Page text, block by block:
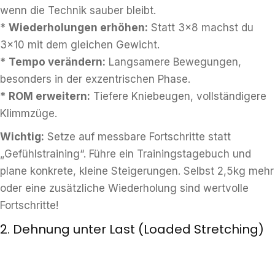
wenn die Technik sauber bleibt.
* Wiederholungen erhöhen: Statt 3×8 machst du
3×10 mit dem gleichen Gewicht.
* Tempo verändern: Langsamere Bewegungen,
besonders in der exzentrischen Phase.
* ROM erweitern: Tiefere Kniebeugen, vollständigere
Klimmzüge.
Wichtig: Setze auf messbare Fortschritte statt
„Gefühlstraining“. Führe ein Trainingstagebuch und
plane konkrete, kleine Steigerungen. Selbst 2,5kg mehr
oder eine zusätzliche Wiederholung sind wertvolle
Fortschritte!
2. Dehnung unter Last (Loaded Stretching)